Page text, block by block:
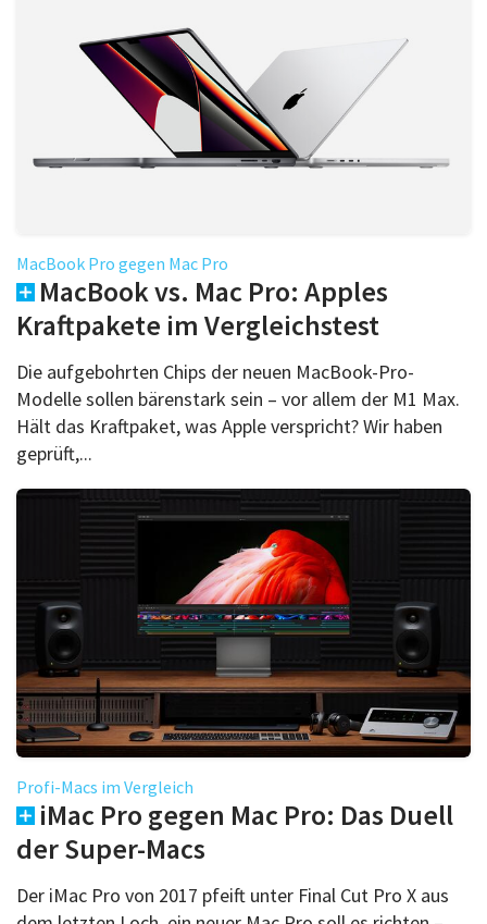
MacBook Pro gegen Mac Pro
MacBook vs. Mac Pro: Apples
Kraftpakete im Vergleichstest
Die aufgebohrten Chips der neuen MacBook-Pro-
Modelle sollen bärenstark sein – vor allem der M1 Max.
Hält das Kraftpaket, was Apple verspricht? Wir haben
geprüft,...
Profi-Macs im Vergleich
iMac Pro gegen Mac Pro: Das Duell
der Super-Macs
Der iMac Pro von 2017 pfeift unter Final Cut Pro X aus